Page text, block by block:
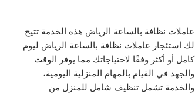
عاملات نظافة بالساعة الرياض هذه الخدمة تتيح
لك استئجار عاملات نظافة بالساعة الرياض ليوم
كامل أو أكثر وفقًا لاحتياجاتك مما يوفر الوقت
والجهد في القيام بالمهام المنزلية اليومية،
والخدمة تشمل تنظيف شامل للمنزل من